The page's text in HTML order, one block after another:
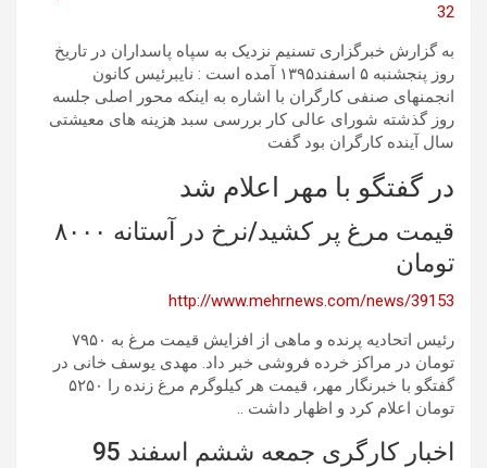
32
به گزارش خبرگزاری تسنیم نزدیک به سپاه پاسداران در تاریخ
روز پنجشنبه ۵ اسفند۱۳۹۵ آمده است : نایبرئیس کانون
انجمنهای صنفی کارگران با اشاره به اینکه محور اصلی جلسه
روز گذشته شورای عالی کار بررسی سبد هزینه های معیشتی
سال آینده کارگران بود گفت
در گفتگو با مهر اعلام شد
قیمت مرغ پر کشید/نرخ در آستانه ۸۰۰۰
تومان
http://www.mehrnews.com/news/39153
رئیس اتحادیه پرنده و ماهی از افزایش قیمت مرغ به ۷۹۵۰
تومان در مراکز خرده فروشی خبر داد. مهدی یوسف خانی در
گفتگو با خبرنگار مهر، قیمت هر کیلوگرم مرغ زنده را ۵۲۵۰
تومان اعلام کرد و اظهار داشت ..
اخبار کارگری جمعه ششم اسفند 95